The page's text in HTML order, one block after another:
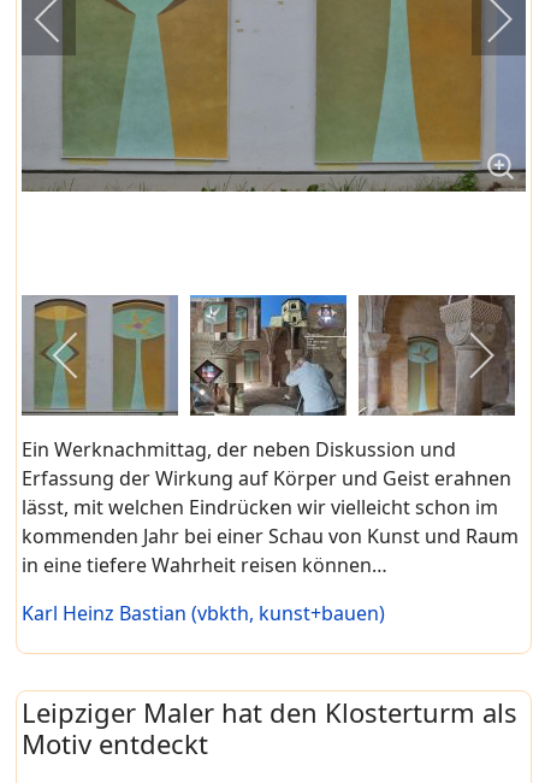
Ein Werknachmittag, der neben Diskussion und
Erfassung der Wirkung auf Körper und Geist erahnen
lässt, mit welchen Eindrücken wir vielleicht schon im
kommenden Jahr bei einer Schau von Kunst und Raum
in eine tiefere Wahrheit reisen können…
Karl Heinz Bastian (vbkth, kunst+bauen)
Leipziger Maler hat den Klosterturm als
Motiv entdeckt